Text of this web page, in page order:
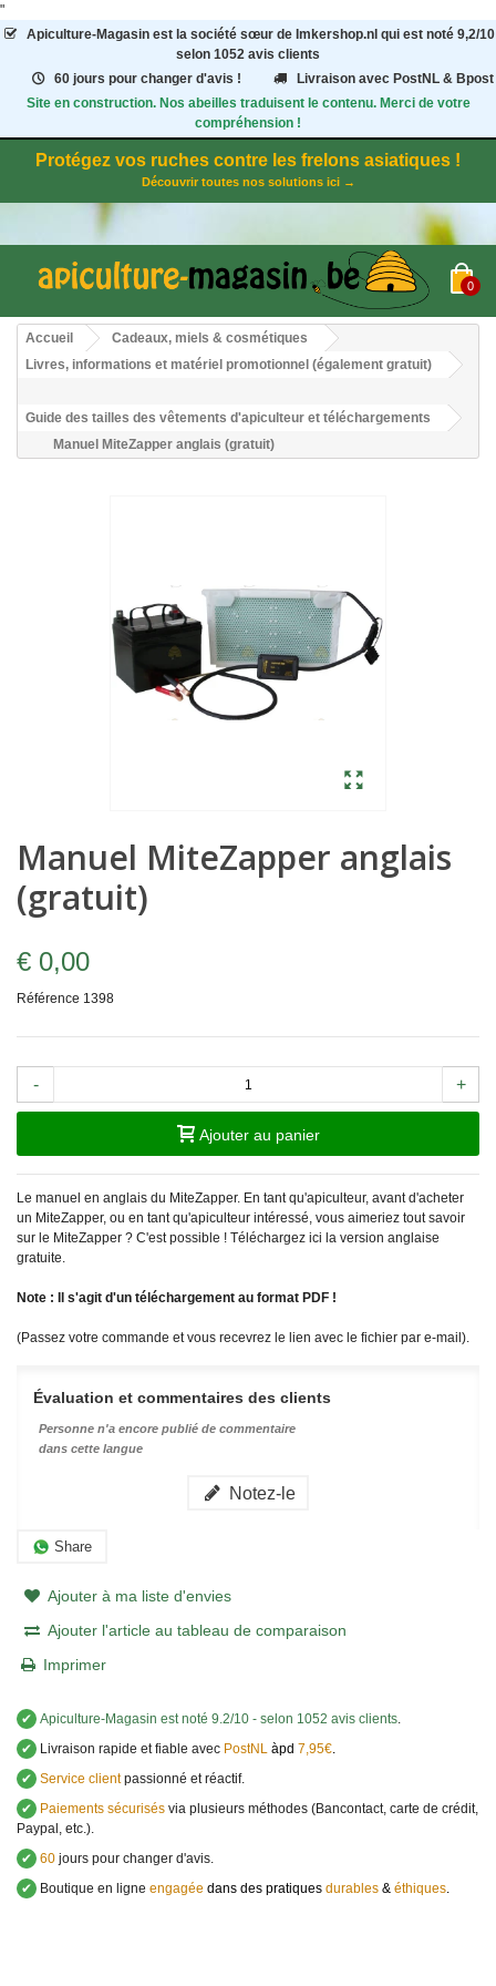
"
Apiculture-Magasinest la société sœur de Imkershop.nl qui est noté 9,2/10
selon 1052 avis clients
60 jours pour changer d'avis !
Livraison avec PostNL & Bpost
Site en construction. Nos abeilles traduisent le contenu. Merci de votre
compréhension !
Protégez vos ruches contre les frelons asiatiques !
Découvrir toutes nos solutions ici →
0
Accueil
Cadeaux, miels & cosmétiques
Livres, informations et matériel promotionnel (également gratuit)
Guide des tailles des vêtements d'apiculteur et téléchargements
Manuel MiteZapper anglais (gratuit)
Manuel MiteZapper anglais
(gratuit)
€ 0,00
Référence 1398
- +
Ajouter au panier
Le manuel en anglais du MiteZapper. En tant qu'apiculteur, avant d'acheter
un MiteZapper, ou en tant qu'apiculteur intéressé, vous aimeriez tout savoir
sur le MiteZapper ? C'est possible ! Téléchargez ici la version anglaise
gratuite.
Note : Il s'agit d'un téléchargement au format PDF !
(Passez votre commande et vous recevrez le lien avec le fichier par e-mail).
Évaluation et commentaires des clients
Personne n'a encore publié de commentaire
dans cette langue
Notez-le
Share
Ajouter à ma liste d'envies
Ajouter l'article au tableau de comparaison
Imprimer
✔ Apiculture-Magasin est noté 9.2/10 - selon 1052 avis clients.
✔
Livraison rapide et fiable avec PostNL àpd 7,95€.
✔ Service clientpassionné et réactif.
✔
Paiements sécurisés via plusieurs méthodes (Bancontact, carte de crédit,
Paypal, etc.).
✔ 60 jours pour changer d'avis.
✔
Boutique en ligne engagée dans des pratiques durables & éthiques.